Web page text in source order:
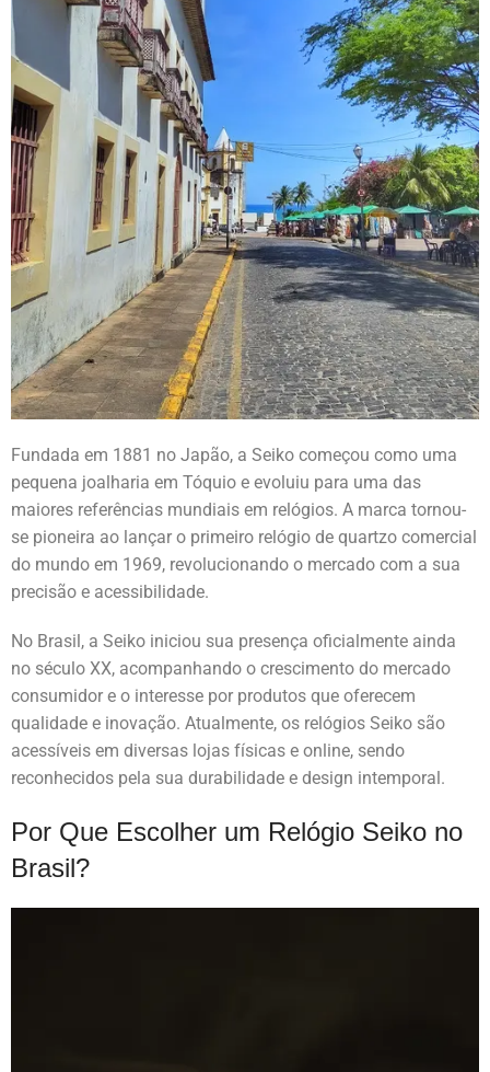
Fundada em 1881 no Japão, a Seiko começou como uma
pequena joalharia em Tóquio e evoluiu para uma das
maiores referências mundiais em relógios. A marca tornou-
se pioneira ao lançar o primeiro relógio de quartzo comercial
do mundo em 1969, revolucionando o mercado com a sua
precisão e acessibilidade.
No Brasil, a Seiko iniciou sua presença oficialmente ainda
no século XX, acompanhando o crescimento do mercado
consumidor e o interesse por produtos que oferecem
qualidade e inovação. Atualmente, os relógios Seiko são
acessíveis em diversas lojas físicas e online, sendo
reconhecidos pela sua durabilidade e design intemporal.
Por Que Escolher um Relógio Seiko no
Brasil?